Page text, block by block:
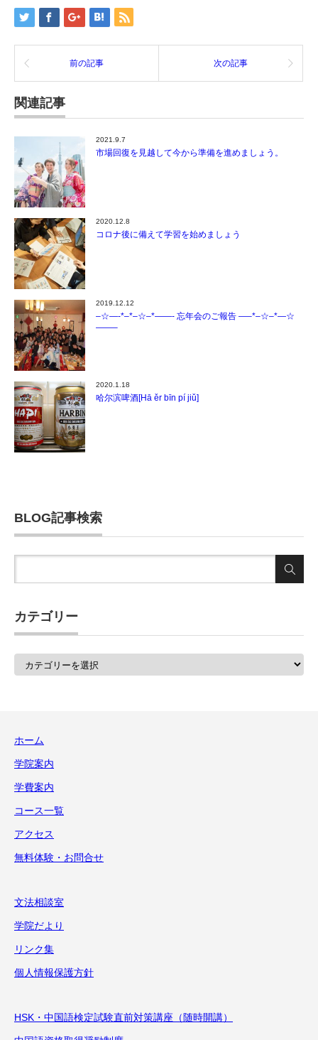
前の記事 次の記事
関連記事
2021.9.7
市場回復を見越して今から準備を進めましょう。
2020.12.8
コロナ後に備えて学習を始めましょう
2019.12.12
–☆—-*–*–☆–*——- 忘年会のご報告 —–*–☆–*—☆
——–
2020.1.18
哈尔滨啤酒[Hā ěr bīn pí jiǔ]
BLOG記事検索
カテゴリー
ホーム
学院案内
学費案内
コース一覧
アクセス
無料体験・お問合せ
文法相談室
学院だより
リンク集
個人情報保護方針
HSK・中国語検定試験直前対策講座（随時開講）